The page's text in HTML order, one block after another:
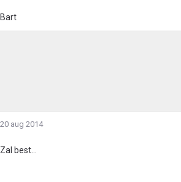
Bart
20 aug 2014
Zal best...